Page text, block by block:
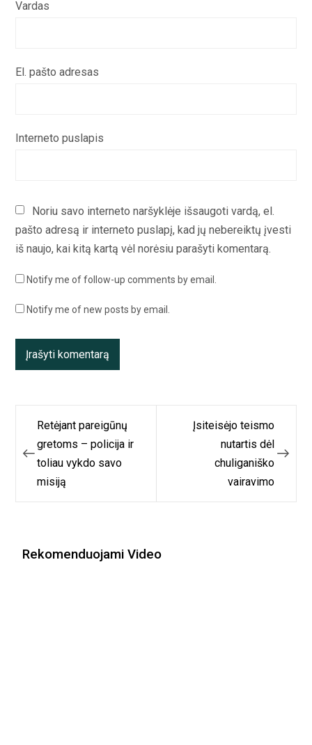
Vardas
El. pašto adresas
Interneto puslapis
Noriu savo interneto naršyklėje išsaugoti vardą, el.
pašto adresą ir interneto puslapį, kad jų nebereiktų įvesti
iš naujo, kai kitą kartą vėl norėsiu parašyti komentarą.
Notify me of follow-up comments by email.
Notify me of new posts by email.
Navigacija
tarp
įrašų
Retėjant pareigūnų
gretoms – policija ir
toliau vykdo savo
misiją
Įsiteisėjo teismo
nutartis dėl
chuliganiško
vairavimo
Rekomenduojami Video